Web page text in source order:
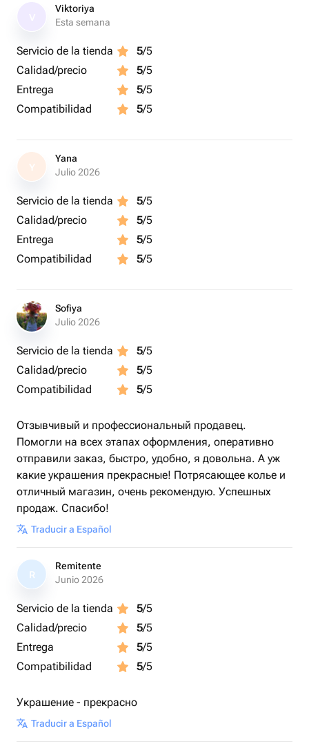
Viktoriya
Esta semana
Servicio de la tienda 5/5
Calidad/precio
5/5
Entrega
5/5
Compatibilidad
5/5
Y
Yana
Julio 2026
Servicio de la tienda 5/5
Calidad/precio
5/5
Entrega
5/5
Compatibilidad
5/5
Sofiya
Julio 2026
Servicio de la tienda 5/5
Calidad/precio
5/5
Compatibilidad
5/5
Отзывчивый и профессиональный продавец.
Помогли на всех этапах оформления, оперативно
отправили заказ, быстро, удобно, я довольна. А уж
какие украшения прекрасные! Потрясающее колье и
отличный магазин, очень рекомендую. Успешных
продаж. Спасибо!
Traducir a Español
R
Remitente
Junio 2026
Servicio de la tienda 5/5
Calidad/precio
5/5
Entrega
5/5
Compatibilidad
5/5
Украшение - прекрасно
Traducir a Español